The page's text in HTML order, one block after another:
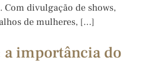
divulgação de shows,
de mulheres, […]
importância do